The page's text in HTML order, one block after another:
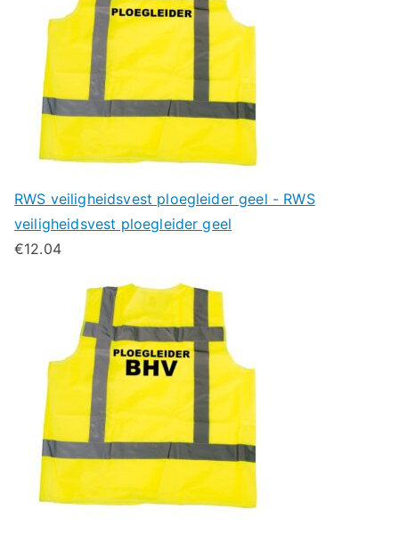
RWS veiligheidsvest ploegleider geel - RWS
veiligheidsvest ploegleider geel
€12.04